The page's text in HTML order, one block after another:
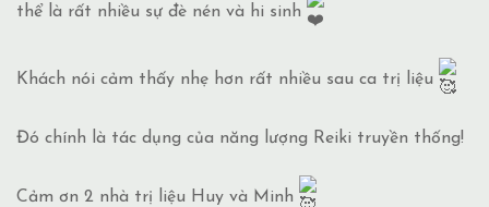
thể là rất nhiều sự đè nén và hi sinh
Khách nói cảm thấy nhẹ hơn rất nhiều sau ca trị liệu
Đó chính là tác dụng của năng lượng Reiki truyền thống!
Cảm ơn 2 nhà trị liệu Huy và Minh